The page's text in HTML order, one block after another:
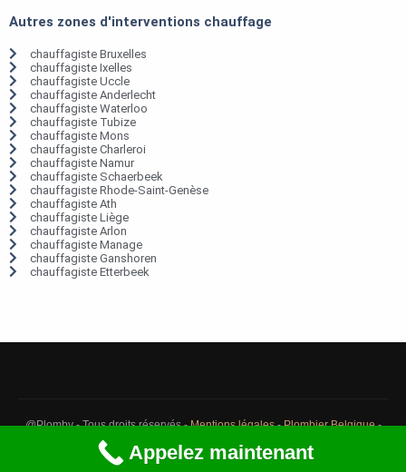
Autres zones d'interventions chauffage
chauffagiste Bruxelles
chauffagiste Ixelles
chauffagiste Uccle
chauffagiste Anderlecht
chauffagiste Waterloo
chauffagiste Tubize
chauffagiste Mons
chauffagiste Charleroi
chauffagiste Namur
chauffagiste Schaerbeek
chauffagiste Rhode-Saint-Genèse
chauffagiste Ath
chauffagiste Liège
chauffagiste Arlon
chauffagiste Manage
chauffagiste Ganshoren
chauffagiste Etterbeek
@Plomby - Tous droits réservés -Mentions légales-Plombier Belgique-
Débouchage Belgique
Appelez maintenant